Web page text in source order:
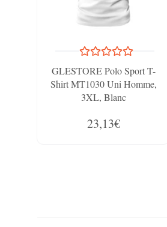
GLESTORE Polo Sport T-
Shirt MT1030 Uni Homme,
3XL, Blanc
23,13€